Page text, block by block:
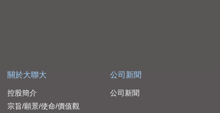
關於大聯大
控股簡介
宗旨/願景/使命/價值觀
公司新聞
公司新聞